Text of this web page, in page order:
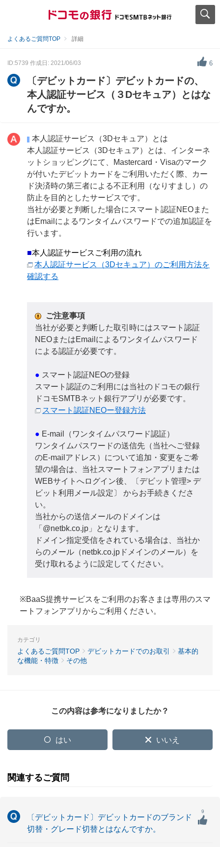
よくあるご質問TOP 詳細
ID:5739 作成日: 2021/06/03 6
〔デビットカード〕デビットカードの、
本人認証サービス（３Dセキュア）とはな
んですか。
本人認証サービス（3Dセキュア）とは
本人認証サービス（3Dセキュア）とは、インターネ
ットショッピングにて、Mastercard・Visaのマーク
が付いたデビットカードをご利用いただく際、カー
ド決済時の第三者による不正利用（なりすまし）の
防止を目的としたサービスです。
当社が必要と判断した場合にスマート認証NEOまた
はEmailによるワンタイムパスワードでの追加認証を
行います。
■本人認証サービスご利用の流れ
本人認証サービス（3Dセキュア）のご利用方法を
確認する
ご注意事項
当社が必要と判断した取引時にはスマート認証
NEOまたはEmailによるワンタイムパスワード
による認証が必要です。
● スマート認証NEOの登録
スマート認証のご利用には当社のドコモの銀行
ドコモSMTBネット銀行アプリが必要です。
スマート認証NEOー登録方法
● E-mail（ワンタイムパスワード認証）
ワンタイムパスワードの送信先（当社へご登録
のE-mailアドレス）について追加・変更をご希
望の場合は、当社スマートフォンアプリまたは
WEBサイトへログイン後、〔デビット管理> デ
ビット利用メール設定〕 からお手続きくださ
い。
当社からの送信メールのドメインは
「@netbk.co.jp」となります。
ドメイン指定受信をされている場合は、当社か
らのメール（netbk.co.jpドメインのメール）を
受け取れるように設定してください。
※BaaS提携サービスをご利用のお客さまは専用のスマ
ートフォンアプリからご利用ください。
カテゴリ
よくあるご質問TOP デビットカードでのお取引
基本的
な機能・特徴
その他
この内容は参考になりましたか？
はい いいえ
関連するご質問
〔デビットカード〕デビットカードのブランド
切替・グレード切替とはなんですか。
9